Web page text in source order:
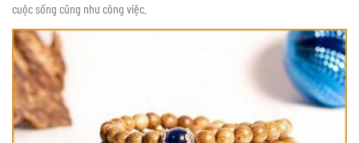
cuộc sống cũng như công việc.